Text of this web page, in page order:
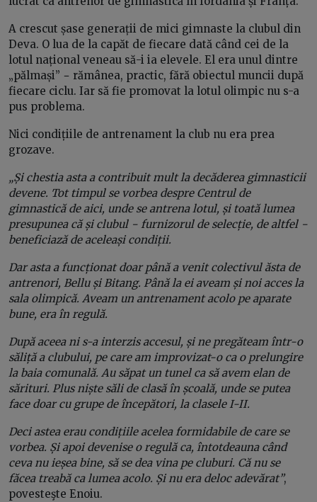
A crescut șase generații de mici gimnaste la clubul din
Deva. O lua de la capăt de fiecare dată când cei de la
lotul național veneau să-i ia elevele. El era unul dintre
„pălmași” − rămânea, practic, fără obiectul muncii după
fiecare ciclu. Iar să fie promovat la lotul olimpic nu s-a
pus problema.
Nici condițiile de antrenament la club nu era prea
grozave.
„Și chestia asta a contribuit mult la decăderea gimnasticii
devene. Tot timpul se vorbea despre Centrul de
gimnastică de aici, unde se antrena lotul, și toată lumea
presupunea că și clubul − furnizorul de selecție, de altfel −
beneficiază de aceleași condiții.
Dar asta a funcționat doar până a venit colectivul ăsta de
antrenori, Bellu și Bitang. Până la ei aveam și noi acces la
sala olimpică. Aveam un antrenament acolo pe aparate
bune, era în regulă.
După aceea ni s-a interzis accesul, și ne pregăteam într-o
săliță a clubului, pe care am improvizat-o ca o prelungire
la baia comunală. Au săpat un tunel ca să avem elan de
sărituri. Plus niște săli de clasă în școală, unde se putea
face doar cu grupe de începători, la clasele I-II.
Deci astea erau condițiile acelea formidabile de care se
vorbea. Și apoi devenise o regulă ca, întotdeauna când
ceva nu ieșea bine, să se dea vina pe cluburi. Că nu se
făcea treabă ca lumea acolo. Și nu era deloc adevărat”,
povesteşte Enoiu.